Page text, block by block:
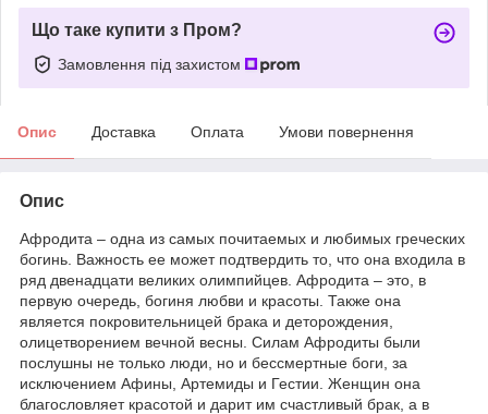
Що таке купити з Пром?
Замовлення під захистом
Опис Доставка Оплата Умови повернення
Опис
Афродита – одна из самых почитаемых и любимых греческих
богинь. Важность ее может подтвердить то, что она входила в
ряд двенадцати великих олимпийцев. Афродита – это, в
первую очередь, богиня любви и красоты. Также она
является покровительницей брака и деторождения,
олицетворением вечной весны. Силам Афродиты были
послушны не только люди, но и бессмертные боги, за
исключением Афины, Артемиды и Гестии. Женщин она
благословляет красотой и дарит им счастливый брак, а в